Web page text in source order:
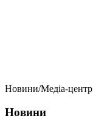
Новини/Медіа-центр
Новини